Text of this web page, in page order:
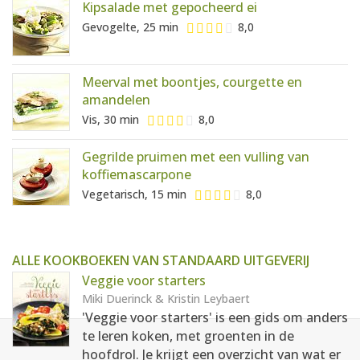
Kipsalade met gepocheerd ei
Gevogelte, 25 min 8,0
Meerval met boontjes, courgette en
amandelen
Vis, 30 min 8,0
Gegrilde pruimen met een vulling van
koffiemascarpone
Vegetarisch, 15 min 8,0
ALLE KOOKBOEKEN VAN STANDAARD UITGEVERIJ
Veggie voor starters
Miki Duerinck & Kristin Leybaert
'Veggie voor starters' is een gids om anders
te leren koken, met groenten in de
hoofdrol. Je krijgt een overzicht van wat er